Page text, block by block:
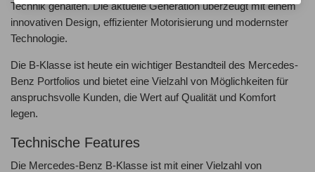
Technik gehalten. Die aktuelle Generation überzeugt mit einem
innovativen Design, effizienter Motorisierung und modernster
Technologie.
Die B-Klasse ist heute ein wichtiger Bestandteil des Mercedes-
Benz Portfolios und bietet eine Vielzahl von Möglichkeiten für
anspruchsvolle Kunden, die Wert auf Qualität und Komfort
legen.
Technische Features
Die Mercedes-Benz B-Klasse ist mit einer Vielzahl von